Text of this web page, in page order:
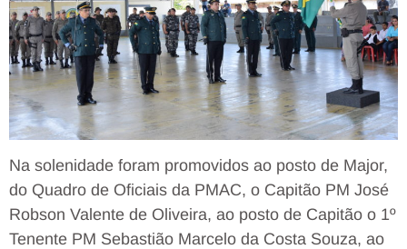
Na solenidade foram promovidos ao posto de Major,
do Quadro de Oficiais da PMAC, o Capitão PM José
Robson Valente de Oliveira, ao posto de Capitão o 1º
Tenente PM Sebastião Marcelo da Costa Souza, ao